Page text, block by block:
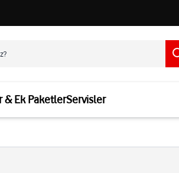
& Ek PaketlerServisler